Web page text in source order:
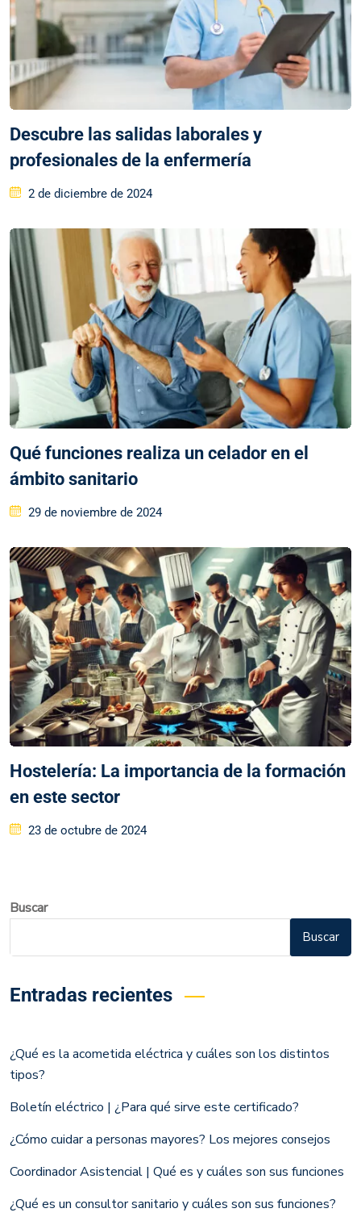
Descubre las salidas laborales y
profesionales de la enfermería
2 de diciembre de 2024
Qué funciones realiza un celador en el
ámbito sanitario
29 de noviembre de 2024
Hostelería: La importancia de la formación
en este sector
23 de octubre de 2024
Buscar
Buscar
Entradas recientes
¿Qué es la acometida eléctrica y cuáles son los distintos
tipos?
Boletín eléctrico | ¿Para qué sirve este certificado?
¿Cómo cuidar a personas mayores? Los mejores consejos
Coordinador Asistencial | Qué es y cuáles son sus funciones
¿Qué es un consultor sanitario y cuáles son sus funciones?